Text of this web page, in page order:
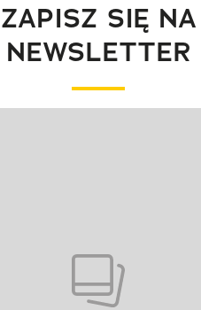
ZAPISZ SIĘ NA
NEWSLETTER